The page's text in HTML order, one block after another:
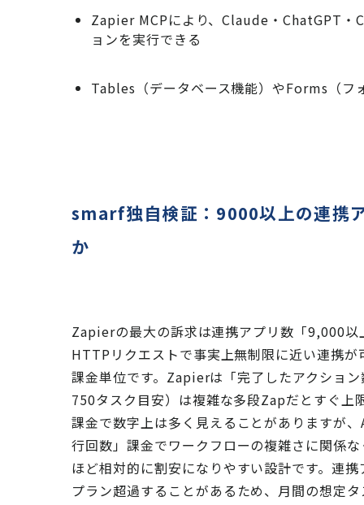
Zapier MCPにより、Claude・ChatGPT・
ョンを実行できる
Tables（データベース機能）やForms（フ
smarf独自検証：9000以上の連携
か
Zapierの最大の訴求は連携アプリ数「9,000
HTTPリクエストで事実上無制限に近い連携
課金単位です。Zapierは「完了したアクショ
750タスク目安）は複雑な多段Zapだとすぐ上
課金で数字上は多く見えることがありますが
行回数」課金でワークフローの複雑さに関係
ほど相対的に割安になりやすい設計です。連
プラン超過することがあるため、月間の想定